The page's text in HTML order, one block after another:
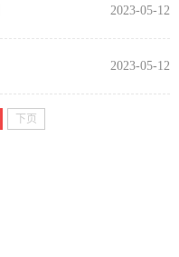
2023-05-12
2023-05-12
下页